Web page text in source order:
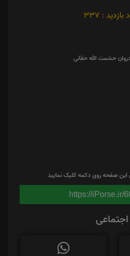
: 337
این صفحه روی دکمه کلیک نمایید
https://iPorse.ir/